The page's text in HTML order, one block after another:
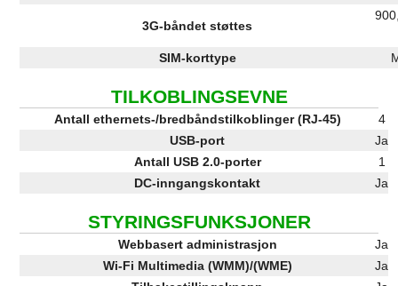
3G-båndet støttes
SIM-korttype
TILKOBLINGSEVNE
Antall ethernets-/bredbåndstilkoblinger (RJ-45)
4
USB-port
Ja
Antall USB 2.0-porter
1
DC-inngangskontakt
Ja
STYRINGSFUNKSJONER
Webbasert administrasjon
Ja
Wi-Fi Multimedia (WMM)/(WME)
Ja